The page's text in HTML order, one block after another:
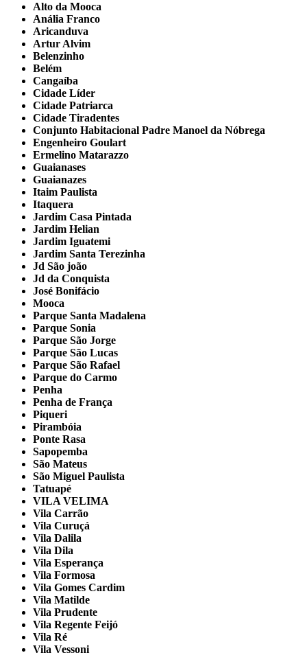
Alto da Mooca
Anália Franco
Aricanduva
Artur Alvim
Belenzinho
Belém
Cangaíba
Cidade Líder
Cidade Patriarca
Cidade Tiradentes
Conjunto Habitacional Padre Manoel da Nóbrega
Engenheiro Goulart
Ermelino Matarazzo
Guaianases
Guaianazes
Itaim Paulista
Itaquera
Jardim Casa Pintada
Jardim Helian
Jardim Iguatemi
Jardim Santa Terezinha
Jd São joão
Jd da Conquista
José Bonifácio
Mooca
Parque Santa Madalena
Parque Sonia
Parque São Jorge
Parque São Lucas
Parque São Rafael
Parque do Carmo
Penha
Penha de França
Piqueri
Pirambóia
Ponte Rasa
Sapopemba
São Mateus
São Miguel Paulista
Tatuapé
VILA VELIMA
Vila Carrão
Vila Curuçá
Vila Dalila
Vila Dila
Vila Esperança
Vila Formosa
Vila Gomes Cardim
Vila Matilde
Vila Prudente
Vila Regente Feijó
Vila Ré
Vila Vessoni